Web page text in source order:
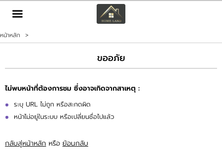
TH
เข้าสู่ระบบ สมัครสมาชิก
ทรัพย์สิน
หน้าหลัก >
ขออภัย
ไม่พบหน้าที่ต้องการชม ซึ่งอาจเกิดจากสาเหตุ :
ระบุ URL ไม่ถูก หรือสะกดผิด
หน้าไม่อยู่ในระบบ หรือเปลี่ยนชื่อไปแล้ว
กลับสู่หน้าหลัก หรือ ย้อนกลับ